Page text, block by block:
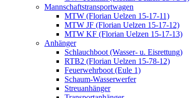
Mannschaftstransportwagen
MTW (Florian Uelzen 15-17-11)
MTW JF (Florian Uelzen 15-17-12)
MTW KF (Florian Uelzen 15-17-13)
Anhänger
Schlauchboot (Wasser- u. Eisrettung)
RTB2 (Florian Uelzen 15-78-12)
Feuerwehrboot (Eule 1)
Schaum-Wasserwerfer
Streuanhänger